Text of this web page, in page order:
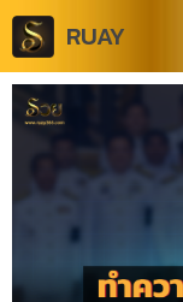
RUAY